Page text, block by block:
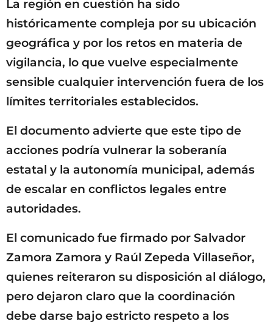
La región en cuestión ha sido
históricamente compleja por su ubicación
geográfica y por los retos en materia de
vigilancia, lo que vuelve especialmente
sensible cualquier intervención fuera de los
límites territoriales establecidos.
El documento advierte que este tipo de
acciones podría vulnerar la soberanía
estatal y la autonomía municipal, además
de escalar en conflictos legales entre
autoridades.
El comunicado fue firmado por Salvador
Zamora Zamora y Raúl Zepeda Villaseñor,
quienes reiteraron su disposición al diálogo,
pero dejaron claro que la coordinación
debe darse bajo estricto respeto a los